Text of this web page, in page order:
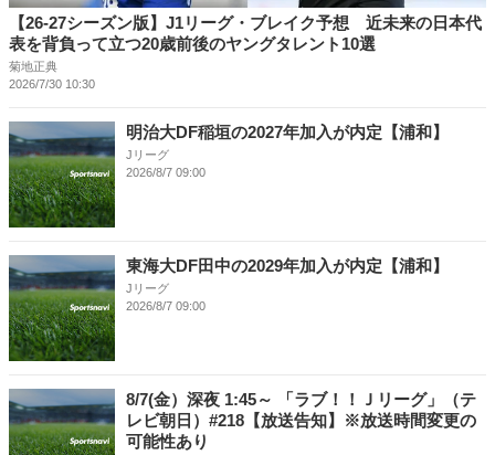
【26-27シーズン版】J1リーグ・ブレイク予想 近未来の日本代
表を背負って立つ20歳前後のヤングタレント10選
菊地正典
2026/7/30 10:30
明治大DF稲垣の2027年加入が内定【浦和】
Jリーグ
2026/8/7 09:00
東海大DF田中の2029年加入が内定【浦和】
Jリーグ
2026/8/7 09:00
8/7(金）深夜 1:45～ 「ラブ！！Ｊリーグ」（テ
レビ朝日）#218【放送告知】※放送時間変更の
可能性あり